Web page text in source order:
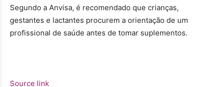
Segundo a Anvisa, é recomendado que crianças,
gestantes e lactantes procurem a orientação de um
profissional de saúde antes de tomar suplementos.
Source link